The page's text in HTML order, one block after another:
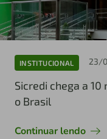
INSTITUCIONAL 23/
Sicredi chega a
o Brasil
Continuar lendo